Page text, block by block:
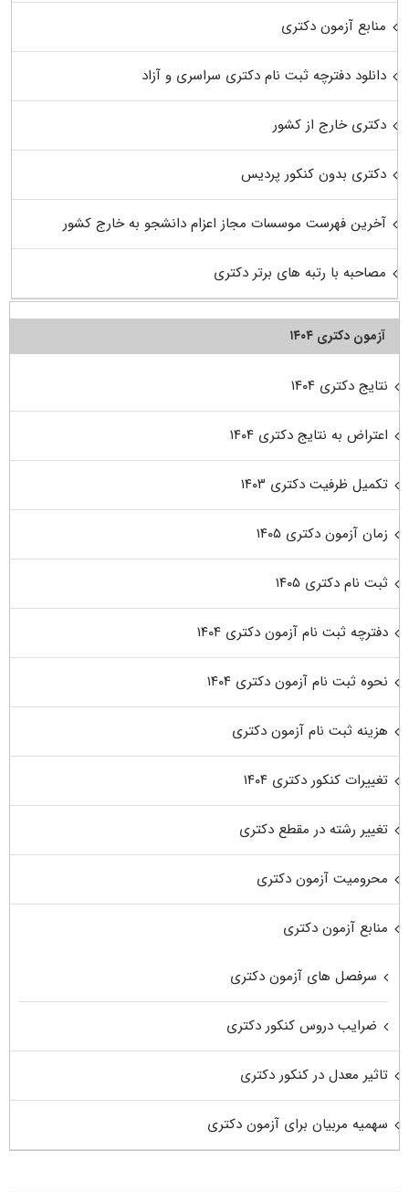
منابع آزمون دکتری
دانلود دفترچه ثبت نام دکتری سراسری و آزاد
دکتری خارج از کشور
دکتری بدون کنکور پردیس
آخرین فهرست موسسات مجاز اعزام دانشجو به خارج کشور
مصاحبه با رتبه های برتر دکتری
آزمون دکتری ۱۴۰۴
نتایج دکتری ۱۴۰۴
اعتراض به نتایج دکتری ۱۴۰۴
تکمیل ظرفیت دکتری ۱۴۰۳
زمان آزمون دکتری ۱۴۰۵
ثبت نام دکتری ۱۴۰۵
دفترچه ثبت نام آزمون دکتری ۱۴۰۴
نحوه ثبت نام آزمون دکتری ۱۴۰۴
هزینه ثبت نام آزمون دکتری
تغییرات کنکور دکتری ۱۴۰۴
تغییر رشته در مقطع دکتری
محرومیت آزمون دکتری
منابع آزمون دکتری
سرفصل های آزمون دکتری
ضرایب دروس کنکور دکتری
تاثیر معدل در کنکور دکتری
سهمیه مربیان برای آزمون دکتری